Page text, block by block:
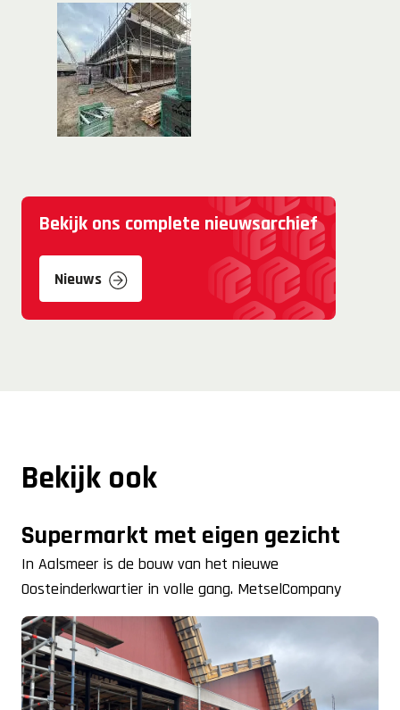
Bekijk ons complete nieuwsarchief
Nieuws
Bekijk ook
Supermarkt met eigen gezicht
In Aalsmeer is de bouw van het nieuwe
Oosteinderkwartier in volle gang. MetselCompany
Volendam levert hier een belangrijke bijdrage aan